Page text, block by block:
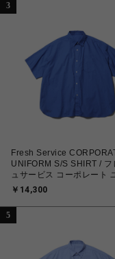
3
Fresh Service
UNIFORM S/S SHIRT / フ
ュサービス コーポレート
ォーム S/S シャツ
￥14,300
5